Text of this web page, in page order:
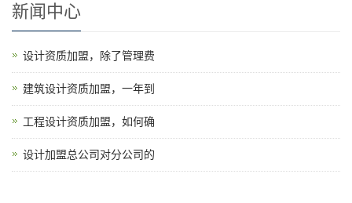
新闻中心
设计资质加盟，除了管理费
建筑设计资质加盟，一年到
工程设计资质加盟，如何确
设计加盟总公司对分公司的